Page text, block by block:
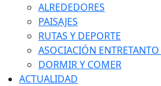
ALREDEDORES
PAISAJES
RUTAS Y DEPORTE
ASOCIACIÓN ENTRETANTO
DORMIR Y COMER
ACTUALIDAD